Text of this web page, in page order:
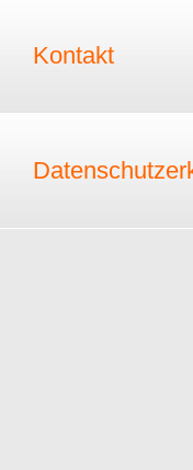
Kontakt